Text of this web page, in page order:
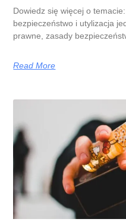
Dowiedz się więcej o
bezpieczeństwo i utylizacja
prawne, zasady
Read More